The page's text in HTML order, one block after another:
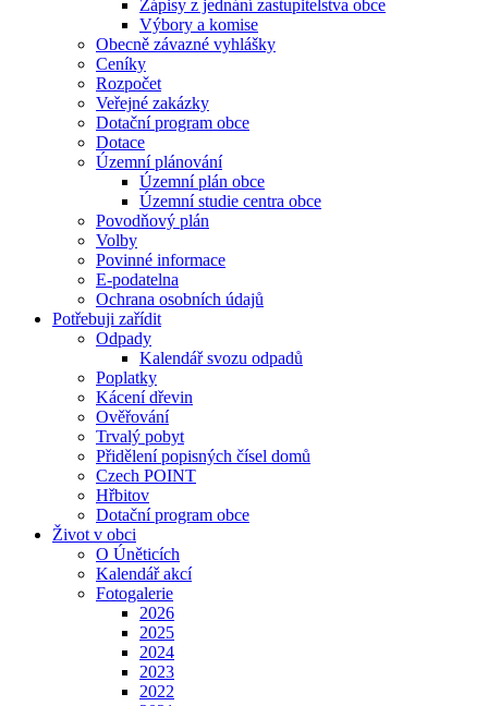
Zápisy z jednání zastupitelstva obce
Výbory a komise
Obecně závazné vyhlášky
Ceníky
Rozpočet
Veřejné zakázky
Dotační program obce
Dotace
Územní plánování
Územní plán obce
Územní studie centra obce
Povodňový plán
Volby
Povinné informace
E-podatelna
Ochrana osobních údajů
Potřebuji zařídit
Odpady
Kalendář svozu odpadů
Poplatky
Kácení dřevin
Ověřování
Trvalý pobyt
Přidělení popisných čísel domů
Czech POINT
Hřbitov
Dotační program obce
Život v obci
O Úněticích
Kalendář akcí
Fotogalerie
2026
2025
2024
2023
2022